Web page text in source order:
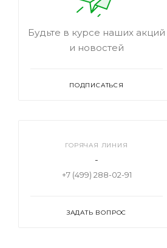
Будьте в курсе наших акций
и новостей
ПОДПИСАТЬСЯ
ГОРЯЧАЯ ЛИНИЯ
-
+7 (499) 288-02-91
ЗАДАТЬ ВОПРОС